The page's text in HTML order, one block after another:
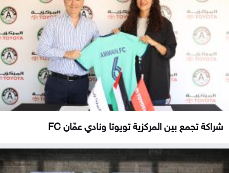
شراكة تجمع بين المركزية تويوتا ونادي عمّان FC